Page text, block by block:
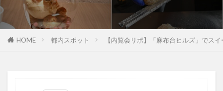
HOME 都内スポット 【内覧会リポ】「麻布台ヒルズ」でス